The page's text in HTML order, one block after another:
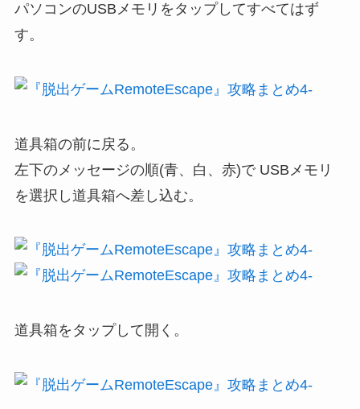
パソコンのUSBメモリをタップしてすべてはず
す。
道具箱の前に戻る。
左下のメッセージの順(青、白、赤)で USBメモリ
を選択し道具箱へ差し込む。
道具箱をタップして開く。